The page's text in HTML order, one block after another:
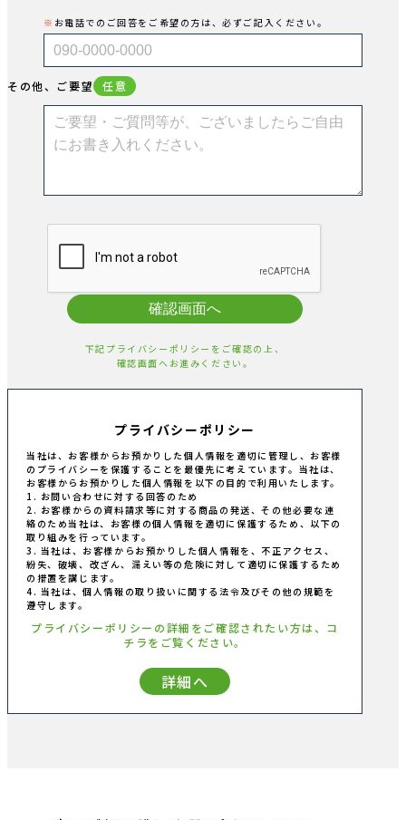
お電話でのご回答をご希望の方は、必ずご記入ください。
その他、ご要望 任意
確認画面へ
下記プライバシーポリシーをご確認の上、
確認画面へお進みください。
プライバシーポリシー
当社は、お客様からお預かりした個人情報を適切に管理し、お客様
のプライバシーを保護することを最優先に考えています。当社は、
お客様からお預かりした個人情報を以下の目的で利用いたします。
1. お問い合わせに対する回答のため
2. お客様からの資料請求等に対する商品の発送、その他必要な連
絡のため当社は、お客様の個人情報を適切に保護するため、以下の
取り組みを行っています。
3. 当社は、お客様からお預かりした個人情報を、不正アクセス、
紛失、破壊、改ざん、漏えい等の危険に対して適切に保護するため
の措置を講じます。
4. 当社は、個人情報の取り扱いに関する法令及びその他の規範を
遵守します。
プライバシーポリシーの詳細をご確認されたい方は、コ
チラをご覧ください。
詳細へ